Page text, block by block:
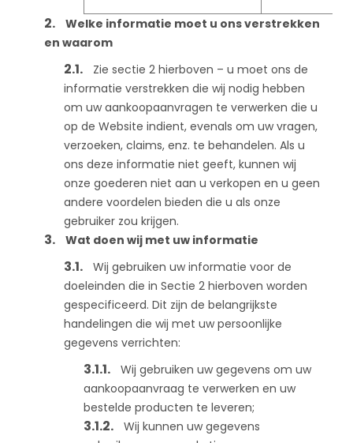
Welke informatie moet u ons verstrekken
en waarom
Zie sectie 2 hierboven – u moet ons de
informatie verstrekken die wij nodig hebben
om uw aankoopaanvragen te verwerken die u
op de Website indient, evenals om uw vragen,
verzoeken, claims, enz. te behandelen. Als u
ons deze informatie niet geeft, kunnen wij
onze goederen niet aan u verkopen en u geen
andere voordelen bieden die u als onze
gebruiker zou krijgen.
Wat doen wij met uw informatie
Wij gebruiken uw informatie voor de
doeleinden die in Sectie 2 hierboven worden
gespecificeerd. Dit zijn de belangrijkste
handelingen die wij met uw persoonlijke
gegevens verrichten:
Wij gebruiken uw gegevens om uw
aankoopaanvraag te verwerken en uw
bestelde producten te leveren;
Wij kunnen uw gegevens